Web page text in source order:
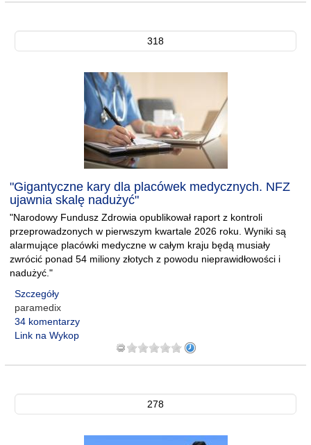
318
"Gigantyczne kary dla placówek medycznych. NFZ
ujawnia skalę nadużyć"
"Narodowy Fundusz Zdrowia opublikował raport z kontroli
przeprowadzonych w pierwszym kwartale 2026 roku. Wyniki są
alarmujące placówki medyczne w całym kraju będą musiały
zwrócić ponad 54 miliony złotych z powodu nieprawidłowości i
nadużyć."
Szczegóły
paramedix
34 komentarzy
Link na Wykop
278